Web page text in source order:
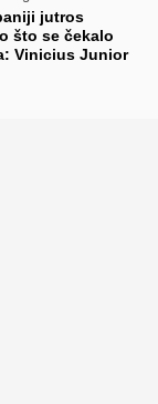
jutros
što se čekalo
Vinicius Junior